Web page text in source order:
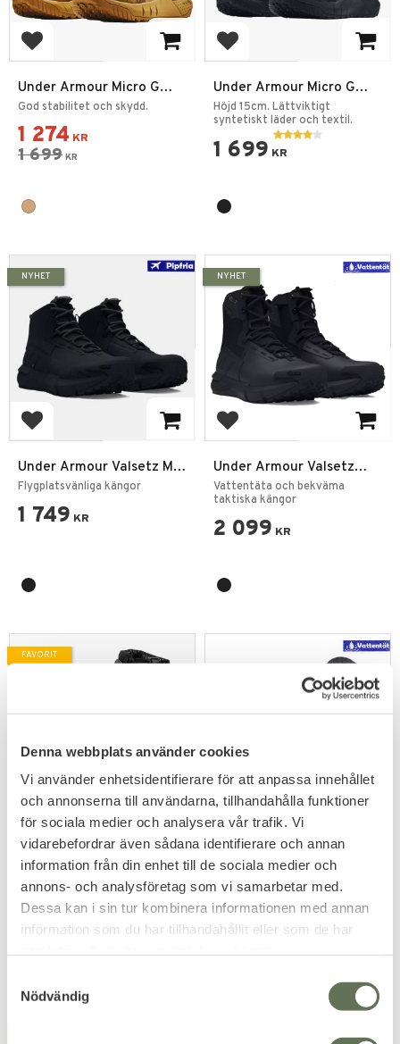
Denna webbplats använder cookies
Vi använder enhetsidentifierare för att anpassa innehållet
och annonserna till användarna, tillhandahålla funktioner
för sociala medier och analysera vår trafik. Vi
vidarebefordrar även sådana identifierare och annan
information från din enhet till de sociala medier och
annons- och analysföretag som vi samarbetar med.
Dessa kan i sin tur kombinera informationen med annan
information som du har tillhandahållit eller som de har
Nödvändig
Lägg till i favoriter
Under Armour Micro G
Valsetz Mid Coyote
God stabilitet och skydd.
1 274 KR
1 699 KR
Lägg till i favoriter
Under Armour Micro G
Valsetz Side-Zip Mid Svart
Höjd 15cm. Lättviktigt
syntetiskt läder och textil.
1 699 KR
Lägg till i favoriter
Under Armour Valsetz Mid
– Taktiska Kängor för
Flygplatsvänliga kängor
1 749 KR
NYHET
Lägg till i favoriter
Under Armour Valsetz
Vattentät Dragkedja –
Herr Taktiska Kängor
Vattentäta och bekväma
taktiska kängor
2 099 KR
NYHET
Lägg till i favoriter
Fostex Sniper Kängor
Side-zip Svart
Mycket prisvärda & hållbara
649KR
FAVORIT
Lägg till i favoriter
Magnum Ultima 8.0 SZ WP
Tactical SZ
Vattentäta kängor med
sidodragkedja.
1 399KR